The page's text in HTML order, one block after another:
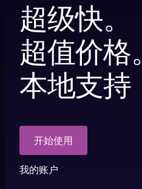
超级快。
超值价格。
本地支持
开始使用
我的账户